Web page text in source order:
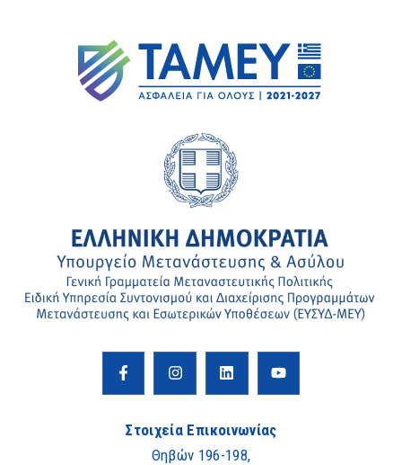
Στοιχεία Επικοινωνίας
Θηβών 196-198,